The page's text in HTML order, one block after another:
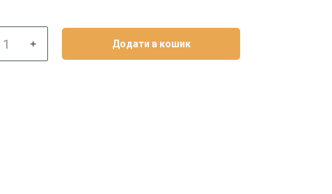
﹢ Додати в кошик